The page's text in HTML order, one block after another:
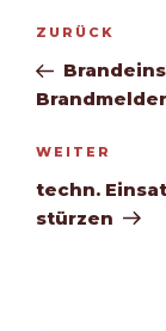
Vorheriger
Beitrag
ZURÜCK
Nächster
Beitrag
WEITER
techn.
stürzen